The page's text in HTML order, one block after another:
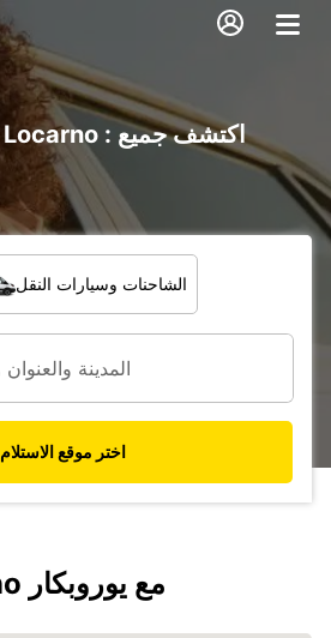
الشاحنات وسيارات النقل
اختر موقع الاستلام
اكتشف Locarno مع يوروبكار